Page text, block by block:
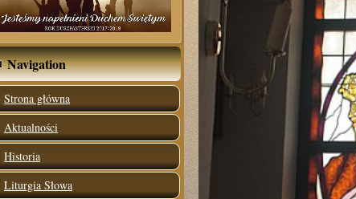
Navigation
Strona główna
Aktualności
Historia
Liturgia Słowa